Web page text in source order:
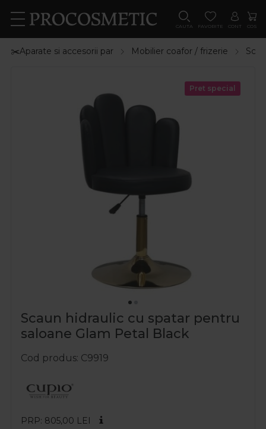
CAUTA FAVORITE CONT COS
✂️Aparate si accesorii par Mobilier coafor / frizerie
Pret special
Scaun hidraulic cu spatar pentru
saloane Glam Petal Black
Cod produs C9919
PRP: 805,00 LEI